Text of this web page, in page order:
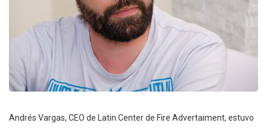
Andrés Vargas, CEO de Latin Center de Fire Advertaiment, estuvo